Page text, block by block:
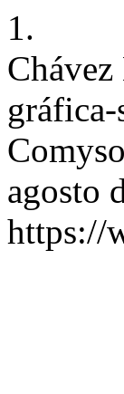
1.
agosto
https://